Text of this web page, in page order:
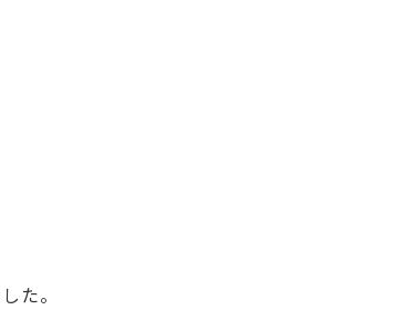
た。